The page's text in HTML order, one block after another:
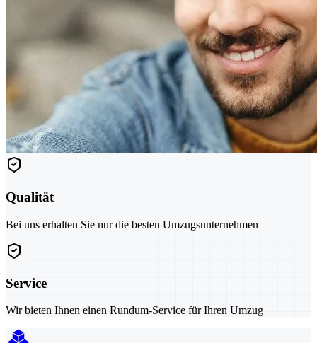
Qualität
Bei uns erhalten Sie nur die besten Umzugsunternehmen
Service
Wir bieten Ihnen einen Rundum-Service für Ihren Umzug